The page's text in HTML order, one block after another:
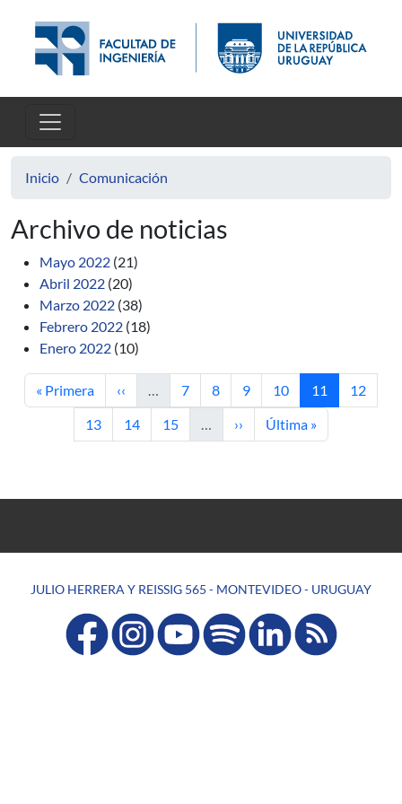
Inicio Comunicación
Archivo de noticias
Mayo 2022 (21)
Abril 2022 (20)
Marzo 2022 (38)
Febrero 2022 (18)
Enero 2022 (10)
Primera página
« Primera Página anterior
‹‹ … Página
7 Página
8 Página
9 Página
10 Página actual
11 Página
12
Página
13 Página
14 Página
15 … Siguiente página
›› Última página
Última »
JULIO HERRERA Y REISSIG 565 - MONTEVIDEO - URUGUAY